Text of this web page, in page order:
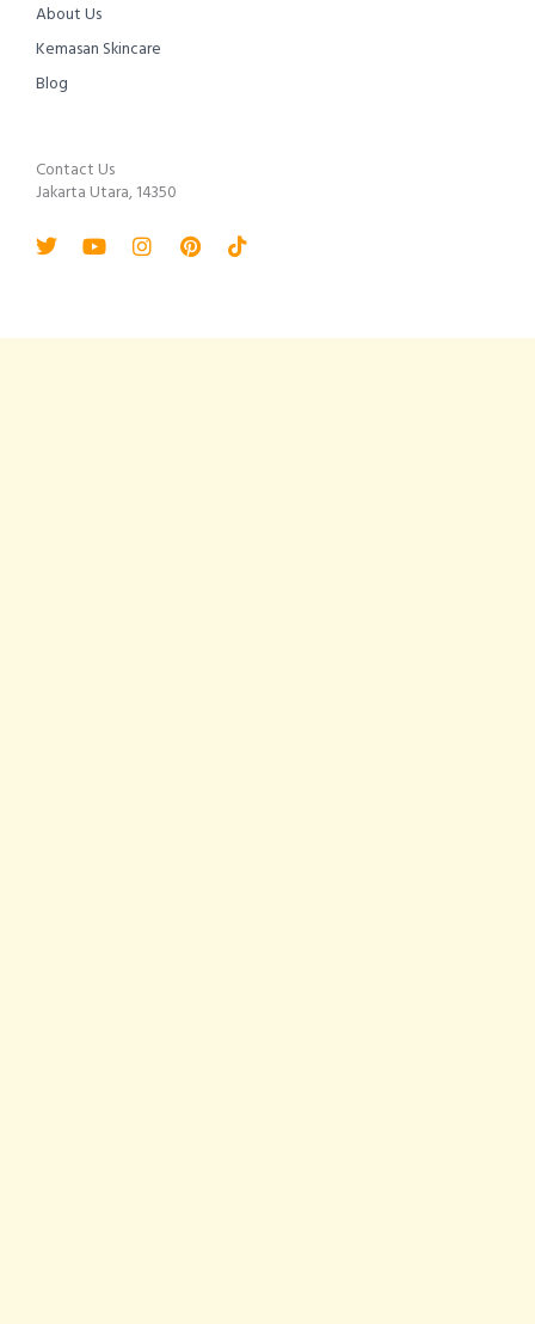
About Us
Kemasan Skincare
Blog
Contact Us
Jakarta Utara, 14350
TwitterYoutubeInstagram
PinterestTiktok